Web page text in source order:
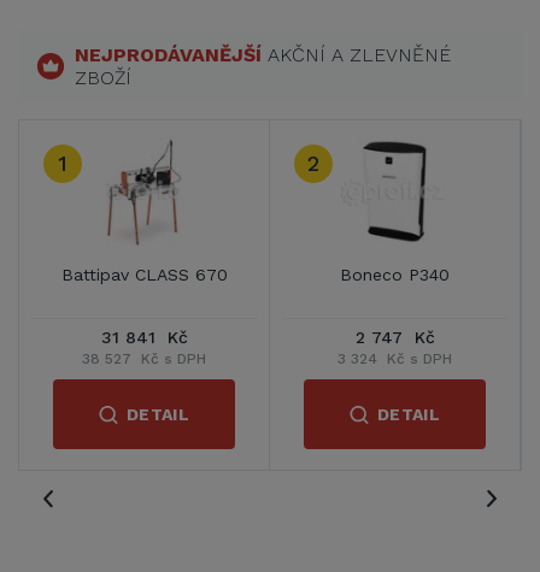
NEJPRODÁVANĚJŠÍ AKČNÍ A ZLEVNĚNÉ
ZBOŽÍ
3
Camac Minor P-200
3 499 Kč
4 234 Kč s DPH
DETAIL
Battipav ELITE 80
34 666 Kč
41 945 Kč s DPH
DETAIL